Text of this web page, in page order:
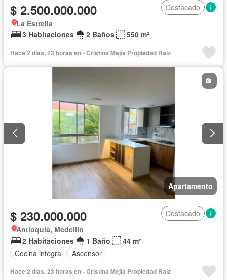
$ 2.500.000.000
Destacado
La Estrella
3 Habitaciones
2 Baños 550 m²
Hace 2 días, 23 horas en - Cristina Mejía Propiedad Raiz
Apartamento
$ 230.000.000
Destacado
Antioquia, Medellín
2 Habitaciones
1 Baño
44 m²
Cocina integral
Ascensor
Hace 2 días, 23 horas en - Cristina Mejía Propiedad Raiz